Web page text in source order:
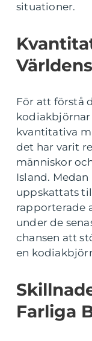
situationer.
För att förstå
kvantitativa
det har varit
människor
Island.
uppskattats
rapporterade
under de
chansen att
en
Farliga